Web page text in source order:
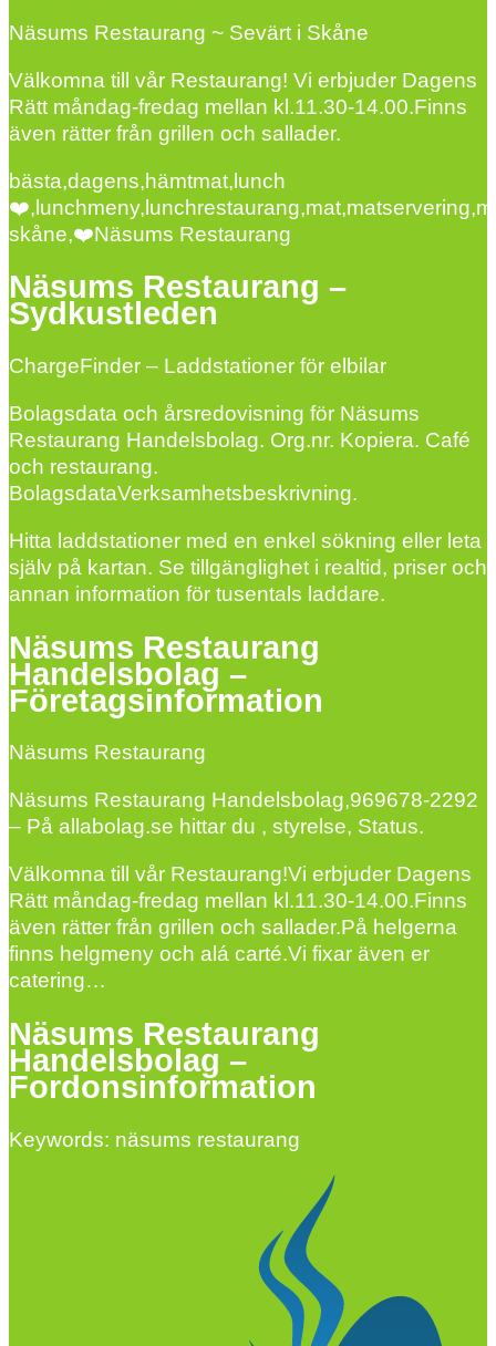
Näsums Restaurang ~ Sevärt i Skåne
Välkomna till vår Restaurang! Vi erbjuder Dagens
Rätt måndag-fredag mellan kl.11.30-14.00.Finns
även rätter från grillen och sallader.
bästa,dagens,hämtmat,lunch
skåne,❤️Näsums Restaurang
Näsums Restaurang –
Sydkustleden
ChargeFinder – Laddstationer för elbilar
Bolagsdata och årsredovisning för Näsums
Restaurang Handelsbolag. Org.nr. Kopiera. Café
och restaurang.
BolagsdataVerksamhetsbeskrivning.
Hitta laddstationer med en enkel sökning eller leta
själv på kartan. Se tillgänglighet i realtid, priser och
annan information för tusentals laddare.
Näsums Restaurang
Handelsbolag –
Företagsinformation
Näsums Restaurang
Näsums Restaurang Handelsbolag,969678-2292
– På allabolag.se hittar du , styrelse, Status.
Välkomna till vår Restaurang!Vi erbjuder Dagens
Rätt måndag-fredag mellan kl.11.30-14.00.Finns
även rätter från grillen och sallader.På helgerna
finns helgmeny och alá carté.Vi fixar även er
catering…
Näsums Restaurang
Handelsbolag –
Fordonsinformation
Keywords: näsums restaurang